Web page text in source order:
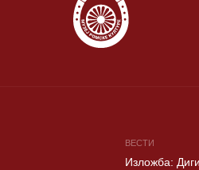
ВЕСТИ
Изложба: